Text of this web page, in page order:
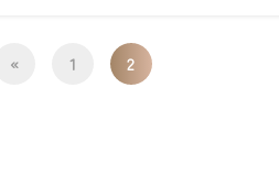
« 1 2